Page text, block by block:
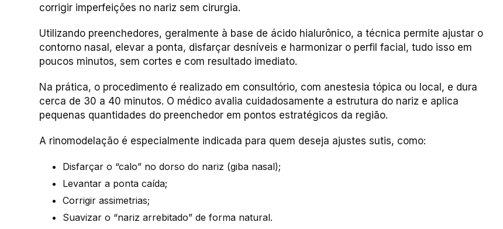
corrigir imperfeições no nariz sem cirurgia.
Utilizando preenchedores, geralmente à base de ácido hialurônico, a técnica permite ajustar o
contorno nasal, elevar a ponta, disfarçar desníveis e harmonizar o perfil facial, tudo isso em
poucos minutos, sem cortes e com resultado imediato.
Na prática, o procedimento é realizado em consultório, com anestesia tópica ou local, e dura
cerca de 30 a 40 minutos. O médico avalia cuidadosamente a estrutura do nariz e aplica
pequenas quantidades do preenchedor em pontos estratégicos da região.
A rinomodelação é especialmente indicada para quem deseja ajustes sutis, como:
Disfarçar o “calo” no dorso do nariz (giba nasal);
Levantar a ponta caída;
Corrigir assimetrias;
Suavizar o “nariz arrebitado” de forma natural.